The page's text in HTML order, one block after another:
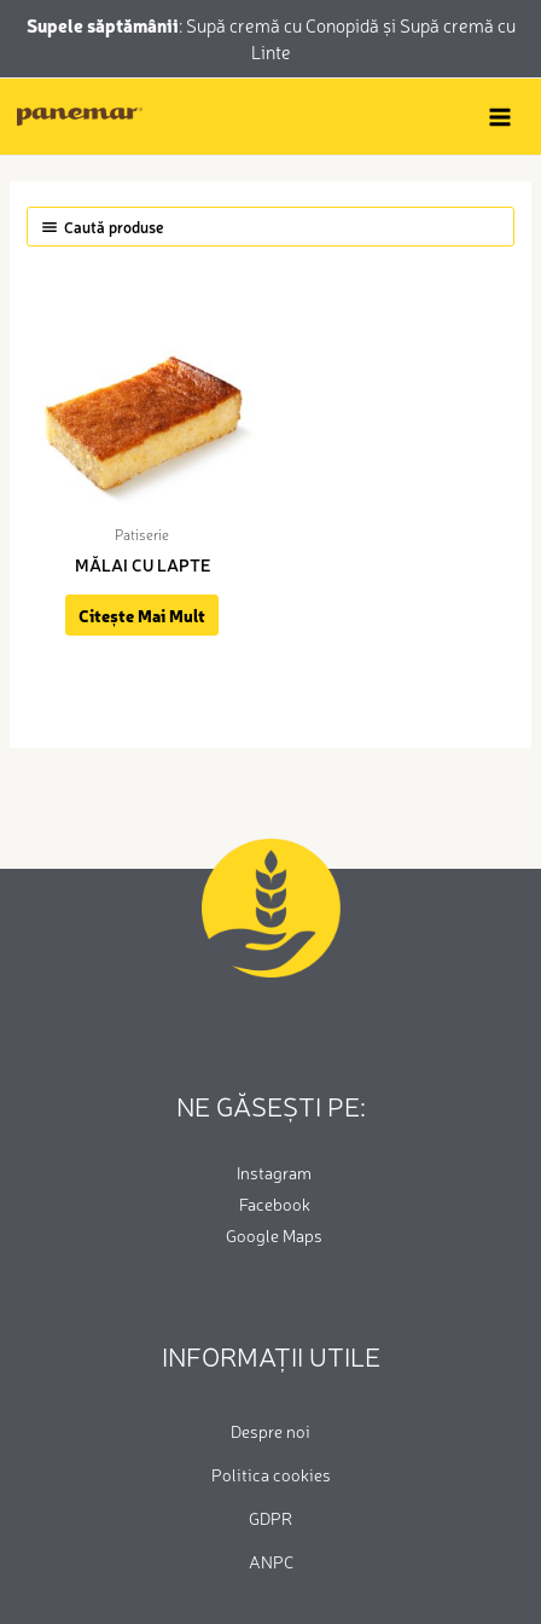
Supele săptămânii:Supă cremă cu Conopidă și Supă cremă cu
Linte
Caută produse
Patiserie
MĂLAI CU LAPTE
Citește Mai Mult
NE GĂSEȘTI PE:
Instagram
Facebook
Google Maps
INFORMAȚII UTILE
Despre noi
Politica cookies
GDPR
ANPC